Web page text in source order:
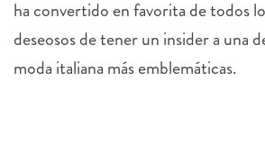
ha convertido en favorita de todos
deseosos de tener un insider a una
moda italiana más emblemáticas.